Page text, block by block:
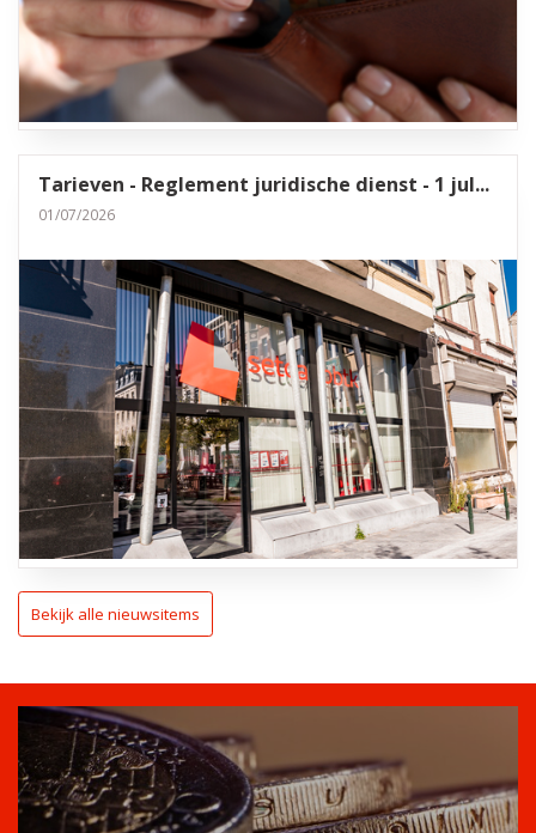
Tarieven - Reglement juridische dienst - 1 jul...
01/07/2026
Bekijk alle nieuwsitems